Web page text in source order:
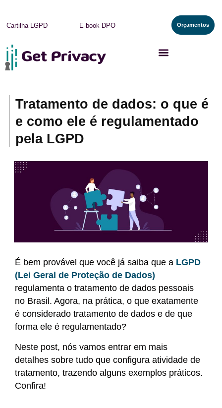
Cartilha LGPD E-book DPO Orçamentos
Tratamento de dados: o que é
e como ele é regulamentado
pela LGPD
É bem provável que você já saiba que a LGPD
(Lei Geral de Proteção de Dados)
regulamenta o tratamento de dados pessoais
no Brasil. Agora, na prática, o que exatamente
é considerado tratamento de dados e de que
forma ele é regulamentado?
Neste post, nós vamos entrar em mais
detalhes sobre tudo que configura atividade de
tratamento, trazendo alguns exemplos práticos.
Confira!